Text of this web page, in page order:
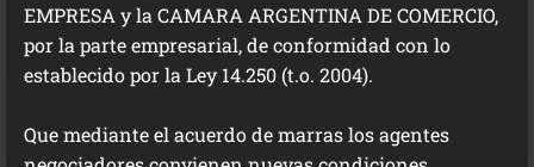
EMPRESA y la CAMARA ARGENTINA DE COMERCIO,
por la parte empresarial, de conformidad con lo
establecido por la Ley 14.250 (t.o. 2004).
Que mediante el acuerdo de marras los agentes